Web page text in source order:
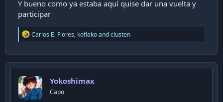
i
Y bueno como ya estaba aquí quise dar una vuelta y
participar
R
e
c
t
o
n
s
Carlos E. Flores, koflakoandclusten
Yokoshimax
Capo